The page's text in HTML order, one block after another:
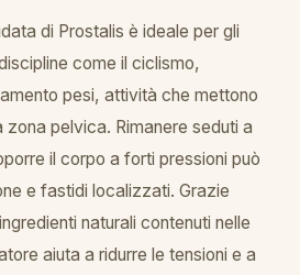
di Prostalis è ideale per gli
come il ciclismo,
pesi, attività che mettono
pelvica. Rimanere seduti a
il corpo a forti pressioni può
e fastidi localizzati. Grazie
naturali contenuti nelle
aiuta a ridurre le tensioni e a